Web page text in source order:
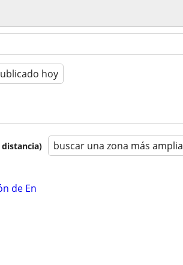
hoy
buscar una zona más amplia
de En